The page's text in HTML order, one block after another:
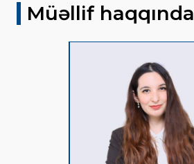
Müəllif haqqında